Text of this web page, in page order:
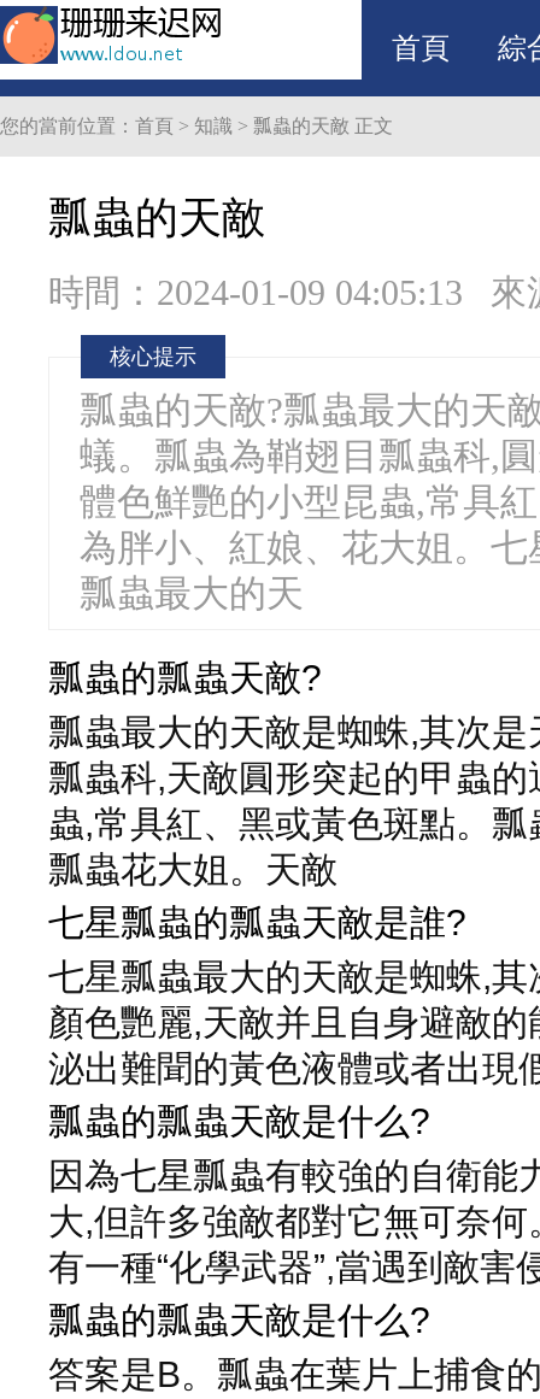
首頁 綜
您的當前位置： 首頁 > 知識 > 瓢蟲的天敵 正文
瓢蟲的天敵
時間：2024-01-09 04:05:13 來
核心提示
瓢蟲的天敵?瓢蟲最大的天
蟻。瓢蟲為鞘翅目瓢蟲科,
體色鮮艷的小型昆蟲,常具
為胖小、紅娘、花大姐。
瓢蟲最大的天
瓢蟲的瓢蟲天敵?
瓢蟲最大的天敵是蜘蛛,其次
瓢蟲科,天敵圓形突起的甲蟲
蟲,常具紅、黑或黃色斑點。瓢
瓢蟲花大姐。天敵
七星瓢蟲的瓢蟲天敵是誰?
七星瓢蟲最大的天敵是蜘蛛,
顏色艷麗,天敵并且自身避敵
泌出難聞的黃色液體或者出現
瓢蟲的瓢蟲天敵是什么?
因為七星瓢蟲有較強的自衛能
大,但許多強敵都對它無可奈
有一種“化學武器”,當遇到敵害
瓢蟲的瓢蟲天敵是什么?
答案是B。瓢蟲在葉片上捕食